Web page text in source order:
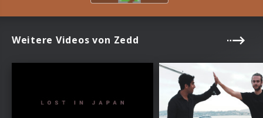
Weitere Videos von Zedd